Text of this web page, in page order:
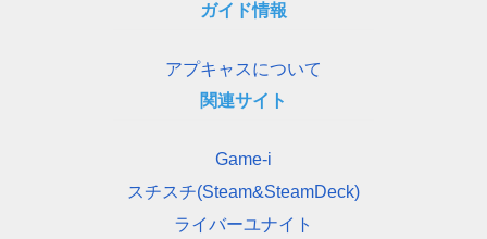
ガイド情報
アプキャスについて
関連サイト
Game-i
スチスチ(Steam&SteamDeck)
ライバーユナイト